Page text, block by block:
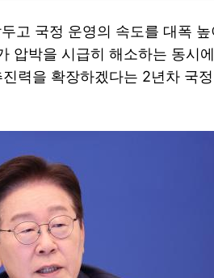
고 국정 운영의 속도를 대폭
압박을 시급히 해소하는 동시
력을 확장하겠다는 2년차 국